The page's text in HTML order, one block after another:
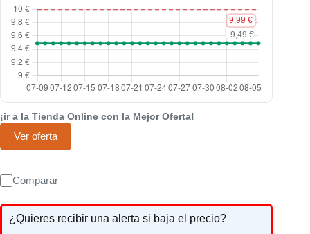
¡ir a la Tienda Online con la Mejor Oferta!
Ver oferta
Comparar
¿Quieres recibir una alerta si baja el precio?